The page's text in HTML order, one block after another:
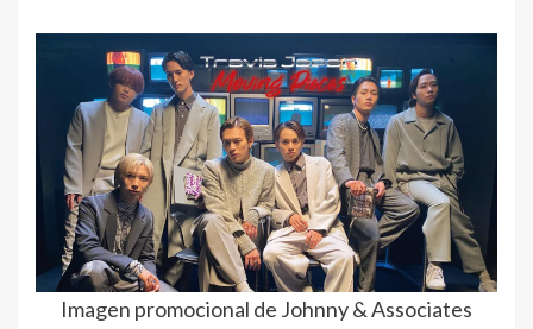
Imagen promocional de Johnny & Associates